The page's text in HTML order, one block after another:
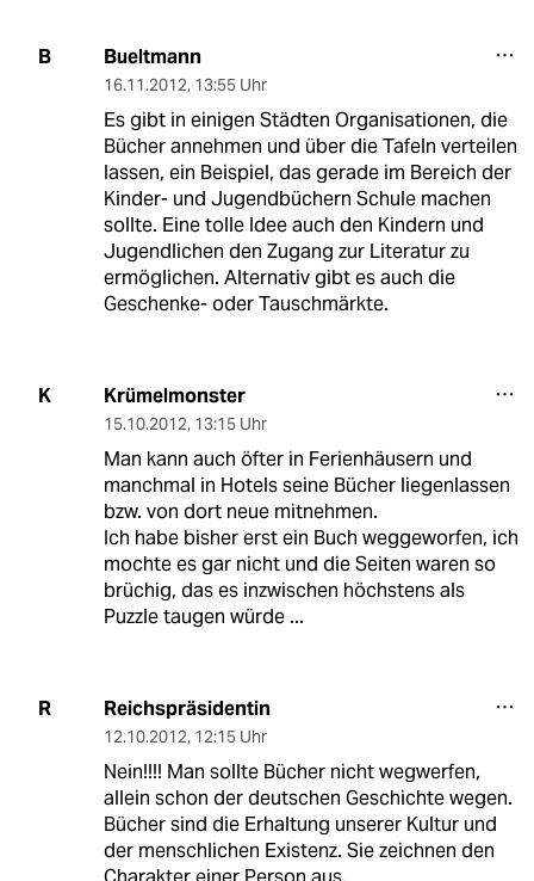
B Bueltmann
16.11.2012, 13:55 Uhr
Es gibt in einigen Städten Organisationen, die
Bücher annehmen und über die Tafeln verteilen
lassen, ein Beispiel, das gerade im Bereich der
Kinder- und Jugendbüchern Schule machen
sollte. Eine tolle Idee auch den Kindern und
Jugendlichen den Zugang zur Literatur zu
ermöglichen. Alternativ gibt es auch die
Geschenke- oder Tauschmärkte.
K Krümelmonster
15.10.2012, 13:15 Uhr
Man kann auch öfter in Ferienhäusern und
manchmal in Hotels seine Bücher liegenlassen
bzw. von dort neue mitnehmen.
Ich habe bisher erst ein Buch weggeworfen, ich
mochte es gar nicht und die Seiten waren so
brüchig, das es inzwischen höchstens als
Puzzle taugen würde ...
R Reichspräsidentin
12.10.2012, 12:15 Uhr
Nein!!!! Man sollte Bücher nicht wegwerfen,
allein schon der deutschen Geschichte wegen.
Bücher sind die Erhaltung unserer Kultur und
der menschlichen Existenz. Sie zeichnen den